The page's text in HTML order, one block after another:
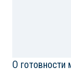
О готовности